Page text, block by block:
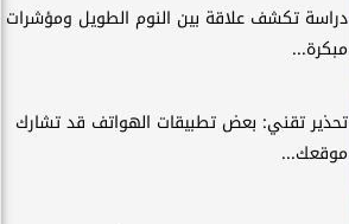
دراسة تكشف علاقة بين النوم الطويل ومؤشرات
مبكرة...
تحذير تقني: بعض تطبيقات الهواتف قد تشارك
موقعك...